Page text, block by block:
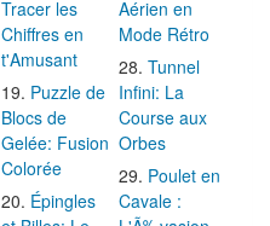
Tracer les
Chiffres en
t'Amusant
Puzzle de
Blocs de
Gelée: Fusion
Colorée
Épingles
Aérien en
Mode Rétro
Tunnel
Infini: La
Course aux
Orbes
Poulet en
Cavale :